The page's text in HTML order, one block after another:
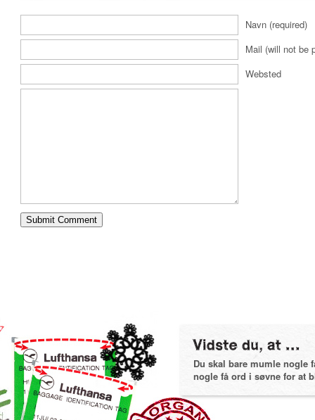
Navn (required)
Mail (will not be
Websted
Du skal bare mumle nogle
nogle få ord i søvne for at